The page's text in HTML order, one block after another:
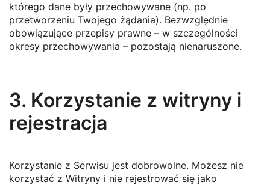
którego dane były przechowywane (np. po
przetworzeniu Twojego żądania). Bezwzględnie
obowiązujące przepisy prawne – w szczególności
okresy przechowywania – pozostają nienaruszone.
3. Korzystanie z witryny i
rejestracja
Korzystanie z Serwisu jest dobrowolne. Możesz nie
korzystać z Witryny i nie rejestrować się jako